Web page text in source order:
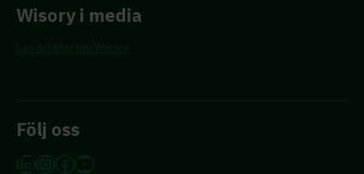
Wisory i media
Följ oss